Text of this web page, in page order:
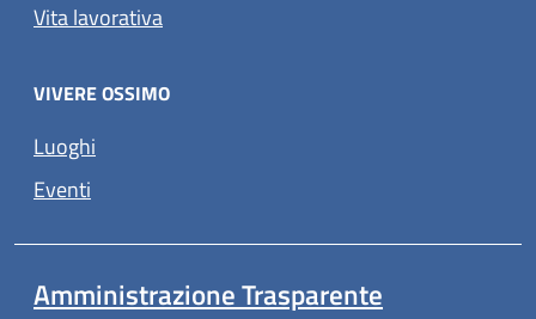
Vita lavorativa
VIVERE OSSIMO
Luoghi
Eventi
Amministrazione Trasparente